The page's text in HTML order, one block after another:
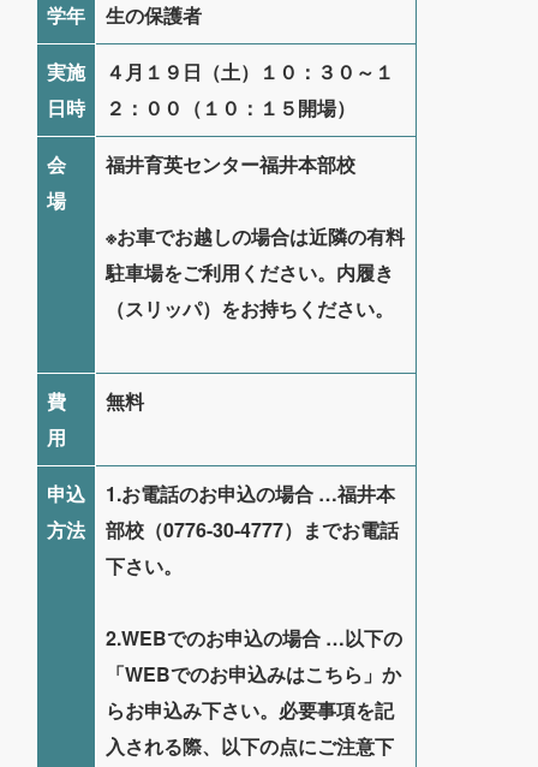
学年
生の保護者
実施
日時
４月１９日（土）１０：３０～１
２：００（１０：１５開場）
会
場
福井育英センター福井本部校
※お車でお越しの場合は近隣の有料
駐車場をご利用ください。内履き
（スリッパ）をお持ちください。
費
用
無料
申込
方法
1.お電話のお申込の場合 …福井本
部校（0776-30-4777）までお電話
下さい。
2.WEBでのお申込の場合 …以下の
「WEBでのお申込みはこちら」か
らお申込み下さい。必要事項を記
入される際、以下の点にご注意下